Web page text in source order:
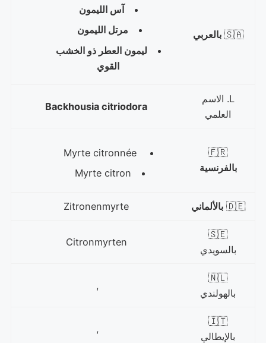
🇸🇦 بالعربي
آس الليمون
مرتل الليمون
ليمون العطر ذو الخشب
القوي
L. الاسم
العلمي
🇫🇷
بالفرنسية
Myrte citron
🇩🇪 بالألماني
🇸🇪
بالسويدي
🇳🇱
بالهولندي
,
🇮🇹
بالإيطالي
,